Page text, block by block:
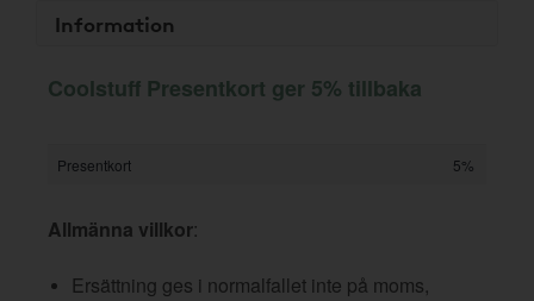
Information
Coolstuff Presentkort ger 5% tillbaka
Presentkort 5%
Allmänna villkor:
Ersättning ges i normalfallet inte på moms,